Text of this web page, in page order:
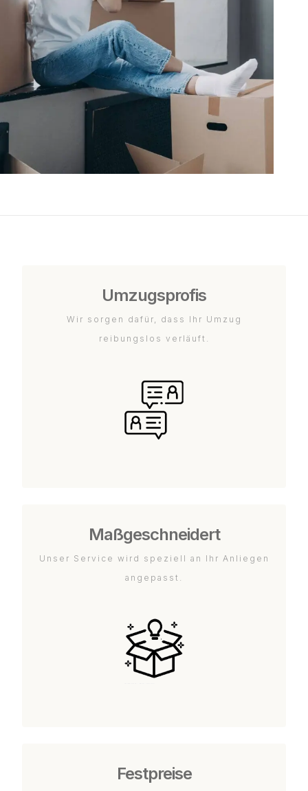
Umzugsprofis
Wir sorgen dafür, dass Ihr Umzug
reibungslos verläuft.
Maßgeschneidert
Unser Service wird speziell an Ihr Anliegen
angepasst.
Festpreise